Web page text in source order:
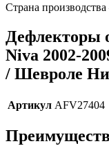
Страна
Дефлекторы
Niva 2002-
/ Шевроле
Артикул AFV27404